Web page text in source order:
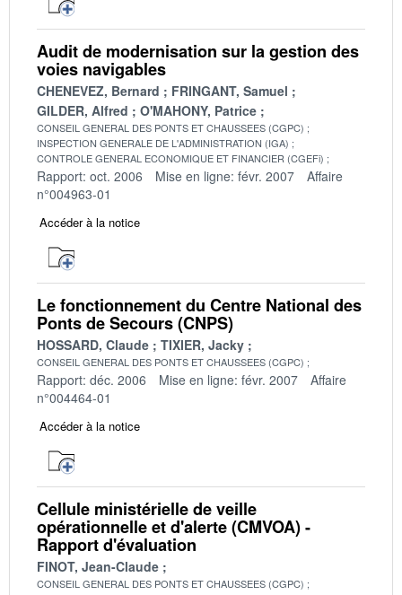
Audit de modernisation sur la gestion des
voies navigables
CHENEVEZ, Bernard
FRINGANT, Samuel
GILDER, Alfred
O'MAHONY, Patrice
CONSEIL GENERAL DES PONTS ET CHAUSSEES (CGPC)
INSPECTION GENERALE DE L'ADMINISTRATION (IGA)
CONTROLE GENERAL ECONOMIQUE ET FINANCIER (CGEFi)
Rapport: oct. 2006 Mise en ligne: févr. 2007
Affaire
n°004963-01
Accéder à la notice
Le fonctionnement du Centre National des
Ponts de Secours (CNPS)
HOSSARD, Claude TIXIER, Jacky
CONSEIL GENERAL DES PONTS ET CHAUSSEES (CGPC)
Rapport: déc. 2006 Mise en ligne: févr. 2007
Affaire
n°004464-01
Accéder à la notice
Cellule ministérielle de veille
opérationnelle et d'alerte (CMVOA) -
Rapport d'évaluation
FINOT, Jean-Claude
CONSEIL GENERAL DES PONTS ET CHAUSSEES (CGPC)